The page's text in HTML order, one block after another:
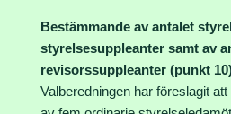
Bestämmande av antalet
styrelsesuppleanter samt av
revisorssuppleanter (punkt
Valberedningen har föreslagit